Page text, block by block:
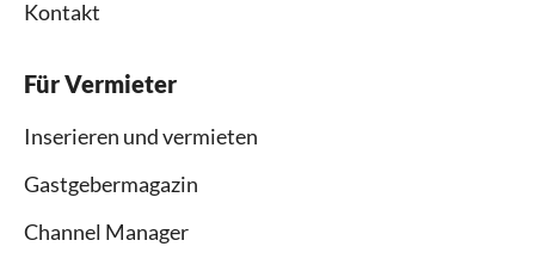
Kontakt
Für Vermieter
Inserieren und vermieten
Gastgebermagazin
Channel Manager